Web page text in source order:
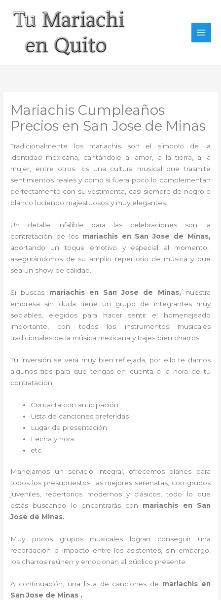
contenido
Mariachis Cumpleaños
Precios en San Jose de Minas
Tradicionalmente los mariachis son el símbolo de la
identidad mexicana, cantándole al amor, a la tierra, a la
mujer, entre otros. Es una cultura musical que trasmite
sentimientos reales y como si fuera poco lo complementan
perfectamente con su vestimenta, casi siempre de negro o
blanco luciendo majestuosos y muy elegantes.
Un detalle infalible para las celebraciones son la
contratación de losmariachis en San Jose de Minas,
aportando un toque emotivo y especial al momento,
asegurándonos de su amplio repertorio de música y que
sea un show de calidad.
Si buscas mariachis en San Jose de Minas, nuestra
empresa
sin duda tiene un grupo de integrantes muy
sociables, elegidos para hacer sentir el homenajeado
importante, con todos los instrumentos musicales
tradicionales de la música mexicana y trajes bien charros.
Tu inversión se verá muy bien reflejada, por ello te damos
algunos tips para que tengas en cuenta a la hora de tu
contratación:
Contacta con anticipación
Lista de canciones preferidas
Lugar de presentación
Fecha y hora
etc.
Manejamos un servicio integral, ofrecemos planes para
todos los presupuestos, las mejores serenatas, con grupos
juveniles, repertorios modernos y clásicos, todo lo que
estás buscando lo encontrarás con mariachis en San
Jose de Minas.
Muy pocos grupos musicales logran conseguir una
recordación o impacto entre los asistentes, sin embargo,
los charros reúnen y emocionan al público presente.
A continuación, una lista de canciones de mariachis en
San Jose de Minas .